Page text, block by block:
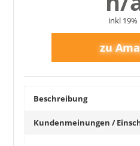
inkl
Beschreibung
Kundenmeinungen /